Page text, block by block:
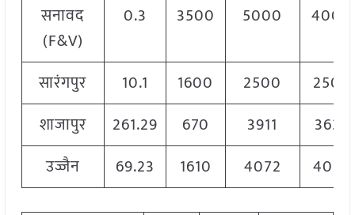
सनावद
(F&V)
0.3 3500 5000 4000
सारंगपुर 10.1 1600 2500
2500
शाजापुर
261.29 670 3911
3633
उज्जैन
69.23 1610 4072 4072